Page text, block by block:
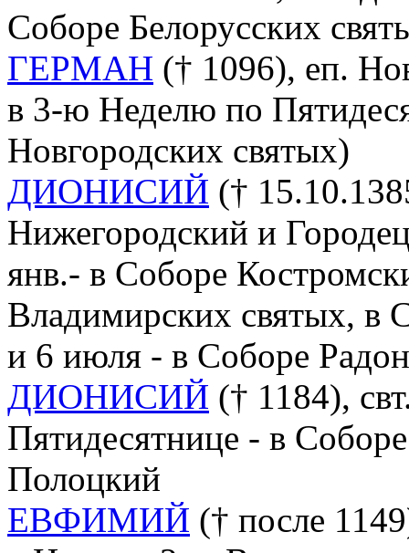
Соборе Белорусских
ГЕРМАН († 1096), еп.
в 3-ю Неделю по
Новгородских святых)
ДИОНИСИЙ (†
Нижегородский и
янв.- в Соборе
Владимирских святых, в
и 6 июля - в Соборе
ДИОНИСИЙ († 1184),
Пятидесятнице - в
Полоцкий
ЕВФИМИЙ († после